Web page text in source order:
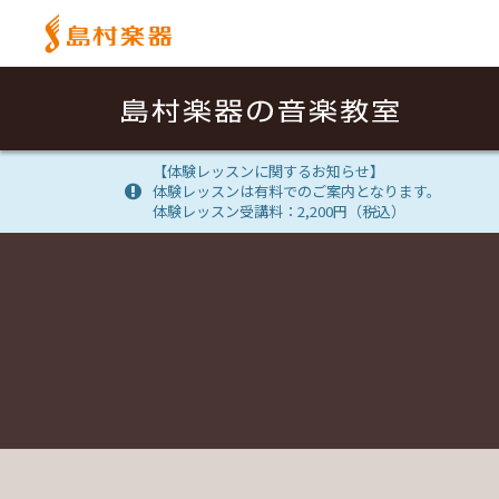
【体験レッスンに関するお知らせ】
体験レッスンは有料でのご案内となります。
体験レッスン受講料：2,200円（税込）